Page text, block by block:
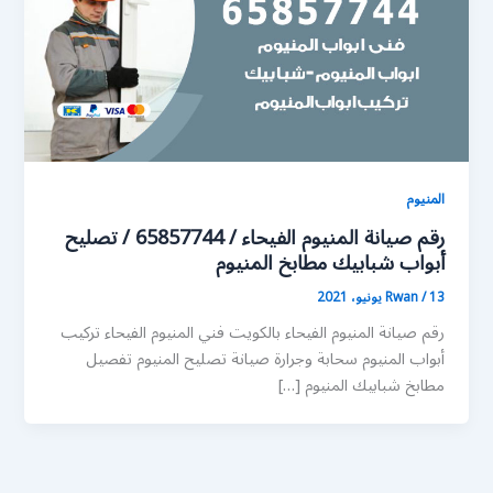
المنيوم
رقم صيانة المنيوم الفيحاء / 65857744 / تصليح
أبواب شبابيك مطابخ المنيوم
Rwan/13 يونيو، 2021
رقم صيانة المنيوم الفيحاء بالكويت فني المنيوم الفيحاء تركيب
أبواب المنيوم سحابة وجرارة صيانة تصليح المنيوم تفصيل
مطابخ شبابيك المنيوم […]